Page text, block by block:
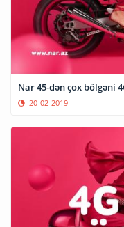
Nar 45-dən çox bölgəni
20-02-2019